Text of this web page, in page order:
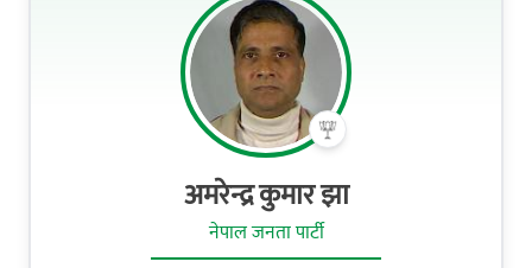
अमरेन्द्र कुमार झा
नेपाल जनता पार्टी